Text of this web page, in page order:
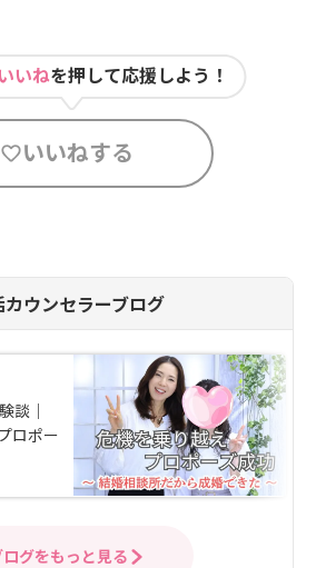
いねを押して応援しよう！
いいねする
カウンセラーブログ
談｜
ロポー
ログをもっと見る